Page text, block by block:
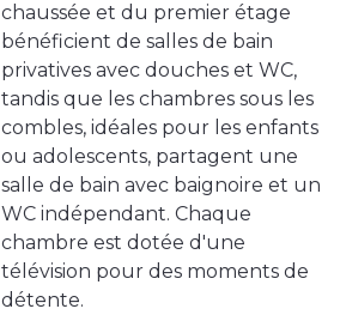
chaussée et du premier étage
bénéficient de salles de bain
privatives avec douches et WC,
tandis que les chambres sous les
combles, idéales pour les enfants
ou adolescents, partagent une
salle de bain avec baignoire et un
WC indépendant. Chaque
chambre est dotée d'une
télévision pour des moments de
détente.